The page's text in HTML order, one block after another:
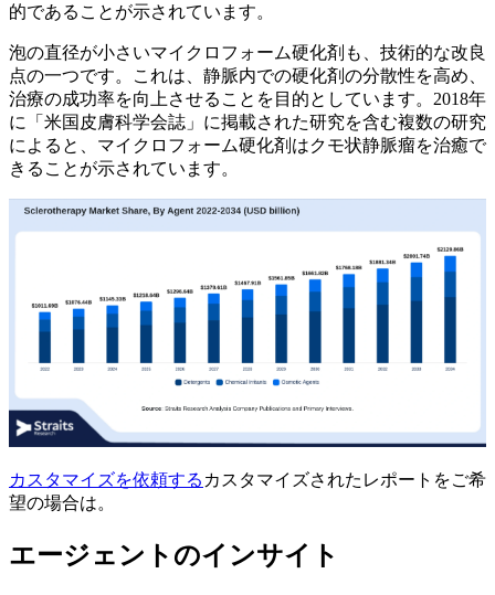
的であることが示されています。
泡の直径が小さいマイクロフォーム硬化剤も、技術的な改良
点の一つです。これは、静脈内での硬化剤の分散性を高め、
治療の成功率を向上させることを目的としています。2018年
に「米国皮膚科学会誌」に掲載された研究を含む複数の研究
によると、マイクロフォーム硬化剤はクモ状静脈瘤を治癒で
きることが示されています。
カスタマイズを依頼する カスタマイズされたレポートをご希
望の場合は。
エージェントのインサイト